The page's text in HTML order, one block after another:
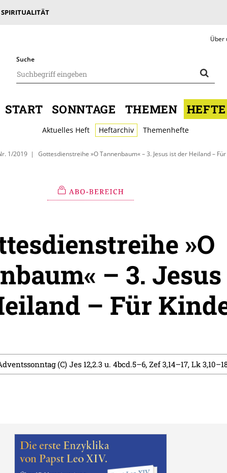
Über
Suche
START SONNTAGE THEMEN HEFTE
Aktuelles Heft Heftarchiv Themenhefte
1/2019 Gottesdienstreihe »O Tannenbaum« – 3. Jesus ist der Heiland –
»O
– 3.
– Für
(C) Jes 12,2.3 u. 4bcd.5–6, Zef 3,14–17, Lk